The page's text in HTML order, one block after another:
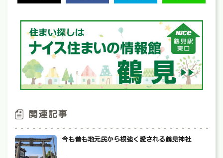
関連記事
今も昔も地元民から根強く愛される鶴見神社